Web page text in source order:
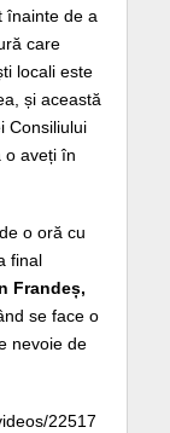
înainte de a
care
locali este
și această
Consiliului
o aveți în
o oră cu
final
Frandeș,
se face o
nevoie de
22517